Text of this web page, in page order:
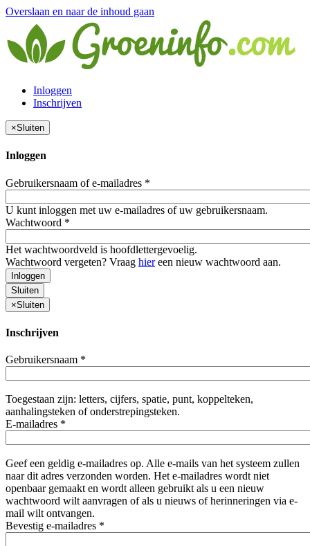
Overslaan en naar de inhoud gaan
Inloggen
Inschrijven
×Sluiten
Inloggen
Gebruikersnaam of e-mailadres *
U kunt inloggen met uw e-mailadres of uw gebruikersnaam.
Wachtwoord *
Het wachtwoordveld is hoofdlettergevoelig.
Wachtwoord vergeten? Vraag hiereen nieuw wachtwoord aan.
Inloggen
Sluiten
×Sluiten
Inschrijven
Gebruikersnaam *
Toegestaan zijn: letters, cijfers, spatie, punt, koppelteken,
aanhalingsteken of onderstrepingsteken.
E-mailadres *
Geef een geldig e-mailadres op. Alle e-mails van het systeem zullen
naar dit adres verzonden worden. Het e-mailadres wordt niet
openbaar gemaakt en wordt alleen gebruikt als u een nieuw
wachtwoord wilt aanvragen of als u nieuws of herinneringen via e-
mail wilt ontvangen.
Bevestig e-mailadres *